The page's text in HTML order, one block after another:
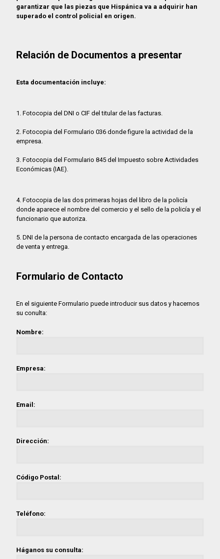
garantizar que las piezas que Hispánica va a adquirir han
superado el control policial en origen.
Relación de Documentos a presentar
Esta documentación incluye:
1. Fotocopia del DNI o CIF del titular de las facturas.
2. Fotocopia del Formulario 036 donde figure la actividad de la
empresa.
3. Fotocopia del Formulario 845 del Impuesto sobre Actividades
Económicas (IAE).
4. Fotocopia de las dos primeras hojas del libro de la policía
donde aparece el nombre del comercio y el sello de la policía y el
funcionario que autoriza.
5. DNI de la persona de contacto encargada de las operaciones
de venta y entrega.
Formulario de Contacto
En el siguiente Formulario puede introducir sus datos y hacernos
su conulta:
Nombre:
Empresa:
Email:
Dirección:
Código Postal:
Teléfono:
Háganos su consulta: